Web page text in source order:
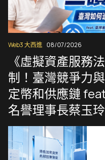
Web3 大西進 08/07/2026
《虛擬資產服務
制！臺灣競爭力
定幣和供應鏈
名譽理事長蔡玉玲